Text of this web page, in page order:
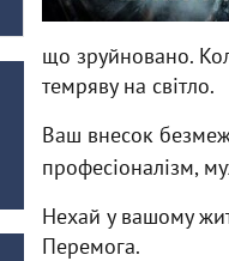
що зруйновано.
темряву на світло.
Ваш внесок
професіоналізм,
Нехай у вашому
Перемога.